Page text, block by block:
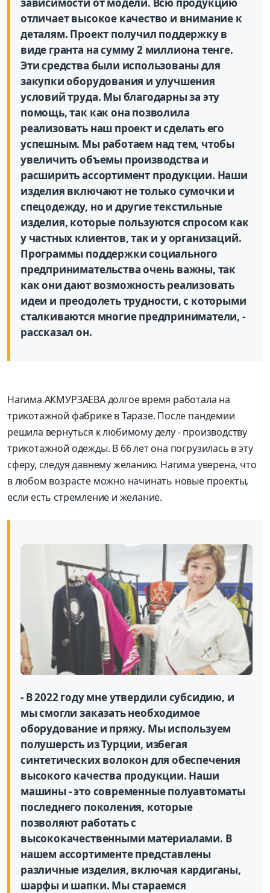
отличает высокое качество и внимание к
деталям. Проект получил поддержку в
виде гранта на сумму 2 миллиона тенге.
Эти средства были использованы для
закупки оборудования и улучшения
условий труда. Мы благодарны за эту
помощь, так как она позволила
реализовать наш проект и сделать его
успешным. Мы работаем над тем, чтобы
увеличить объемы производства и
расширить ассортимент продукции. Наши
изделия включают не только сумочки и
спецодежду, но и другие текстильные
изделия, которые пользуются спросом как
у частных клиентов, так и у организаций.
Программы поддержки социального
предпринимательства очень важны, так
как они дают возможность реализовать
идеи и преодолеть трудности, с которыми
сталкиваются многие предприниматели, -
рассказал он.
Нагима АКМУРЗАЕВА долгое время работала на
трикотажной фабрике в Таразе. После пандемии
решила вернуться к любимому делу - производству
трикотажной одежды. В 66 лет она погрузилась в эту
сферу, следуя давнему желанию. Нагима уверена, что
в любом возрасте можно начинать новые проекты,
если есть стремление и желание.
- В 2022 году мне утвердили субсидию, и
мы смогли заказать необходимое
оборудование и пряжу. Мы используем
полушерсть из Турции, избегая
синтетических волокон для обеспечения
высокого качества продукции. Наши
машины - это современные полуавтоматы
последнего поколения, которые
позволяют работать с
высококачественными материалами. В
нашем ассортименте представлены
различные изделия, включая кардиганы,
шарфы и шапки. Мы стараемся